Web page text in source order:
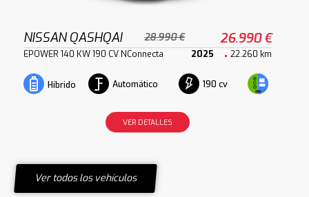
NISSAN QASHQAI 28.990 € 26.990 €
EPOWER 140 KW 190 CV NConnecta 2025 22.260 km
Híbrido Automático 190 cv
VER DETALLES
Ver todos los vehículos